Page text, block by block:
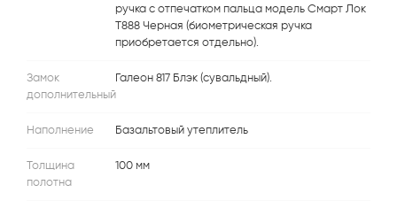
ручка с отпечатком пальца модель Смарт Лок
T888 Черная (биометрическая ручка
приобретается отдельно).
Замок
дополнительный
Галеон 817 Блэк (сувальдный).
Наполнение Базальтовый утеплитель
Толщина
полотна
100 мм